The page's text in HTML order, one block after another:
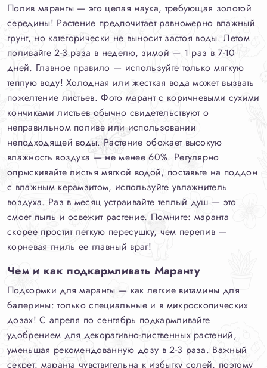
Полив маранты — это целая наука, требующая золотой
середины! Растение предпочитает равномерно влажный
грунт, но категорически не выносит застоя воды. Летом
поливайте 2-3 раза в неделю, зимой — 1 раз в 7-10
дней. Главное правило — используйте только мягкую
теплую воду! Холодная или жесткая вода может вызвать
пожелтение листьев. Фото марант с коричневыми сухими
кончиками листьев обычно свидетельствуют о
неправильном поливе или использовании
неподходящей воды. Растение обожает высокую
влажность воздуха — не менее 60%. Регулярно
опрыскивайте листья мягкой водой, поставьте на поддон
с влажным керамзитом, используйте увлажнитель
воздуха. Раз в месяц устраивайте теплый душ — это
смоет пыль и освежит растение. Помните: маранта
скорее простит легкую пересушку, чем перелив —
корневая гниль ее главный враг!
Чем и как подкармливать Маранту
Подкормки для маранты — как легкие витамины для
балерины: только специальные и в микроскопических
дозах! С апреля по сентябрь подкармливайте
удобрением для декоративно-лиственных растений,
уменьшая рекомендованную дозу в 2-3 раза. Важный
секрет: маранта чувствительна к избытку солей, поэтому